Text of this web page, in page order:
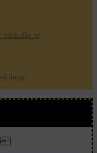
Sách đầu tư
dụng